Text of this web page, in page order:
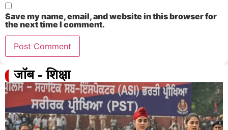
Save my name, email, and website in this browser for
the next time I comment.
जॉब - शिक्षा